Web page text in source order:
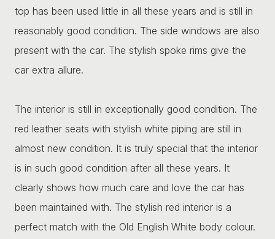
top has been used little in all these years and is still in
reasonably good condition. The side windows are also
present with the car. The stylish spoke rims give the
car extra allure.
The interior is still in exceptionally good condition. The
red leather seats with stylish white piping are still in
almost new condition. It is truly special that the interior
is in such good condition after all these years. It
clearly shows how much care and love the car has
been maintained with. The stylish red interior is a
perfect match with the Old English White body colour.